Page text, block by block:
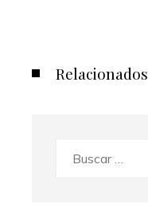
Relacionados